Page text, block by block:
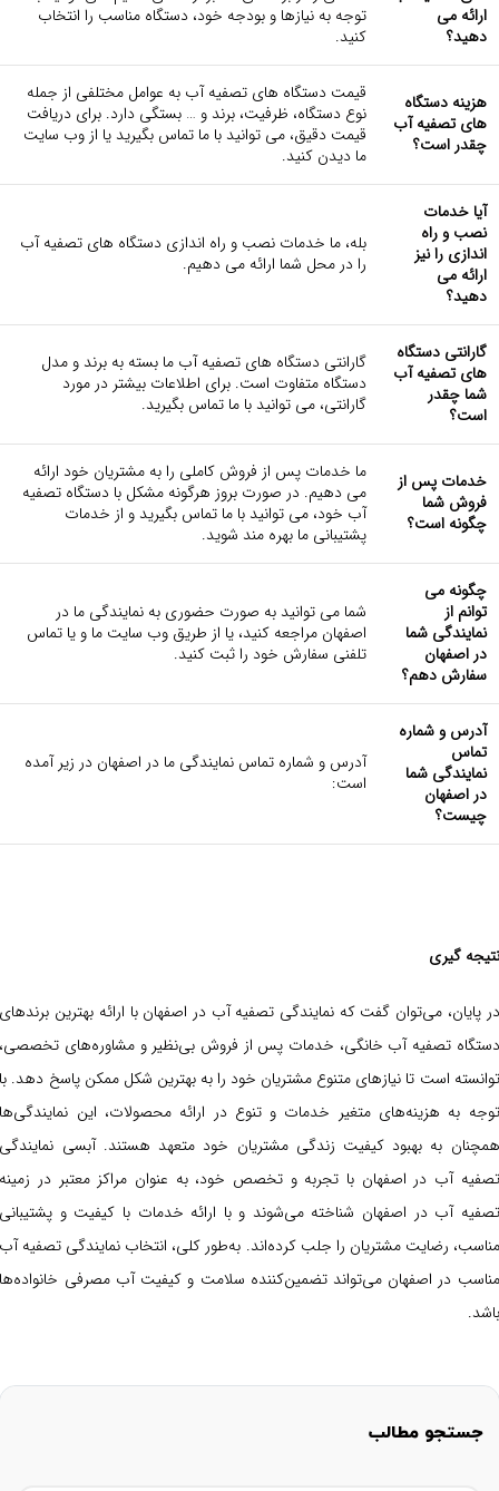
ارائه می
دهید؟
توجه به نیازها و بودجه خود، دستگاه مناسب را انتخاب
کنید.
هزینه دستگاه
های تصفیه آب
چقدر است؟
قیمت دستگاه های تصفیه آب به عوامل مختلفی از جمله
نوع دستگاه، ظرفیت، برند و … بستگی دارد. برای دریافت
قیمت دقیق، می توانید با ما تماس بگیرید یا از وب سایت
ما دیدن کنید.
آیا خدمات
نصب و راه
اندازی را نیز
ارائه می
دهید؟
بله، ما خدمات نصب و راه اندازی دستگاه های تصفیه آب
را در محل شما ارائه می دهیم.
گارانتی دستگاه
های تصفیه آب
شما چقدر
است؟
گارانتی دستگاه های تصفیه آب ما بسته به برند و مدل
دستگاه متفاوت است. برای اطلاعات بیشتر در مورد
گارانتی، می توانید با ما تماس بگیرید.
خدمات پس از
فروش شما
چگونه است؟
ما خدمات پس از فروش کاملی را به مشتریان خود ارائه
می دهیم. در صورت بروز هرگونه مشکل با دستگاه تصفیه
آب خود، می توانید با ما تماس بگیرید و از خدمات
پشتیبانی ما بهره مند شوید.
چگونه می
توانم از
نمایندگی شما
در اصفهان
سفارش دهم؟
شما می توانید به صورت حضوری به نمایندگی ما در
اصفهان مراجعه کنید، یا از طریق وب سایت ما و یا تماس
تلفنی سفارش خود را ثبت کنید.
آدرس و شماره
تماس
نمایندگی شما
در اصفهان
چیست؟
آدرس و شماره تماس نمایندگی ما در اصفهان در زیر آمده
است:
نتیجه گیری
در پایان، می‌توان گفت که نمایندگی تصفیه آب در اصفهان با ارائه بهترین برندهای
دستگاه تصفیه آب خانگی، خدمات پس از فروش بی‌نظیر و مشاوره‌های تخصصی،
توانسته است تا نیازهای متنوع مشتریان خود را به بهترین شکل ممکن پاسخ دهد. با
توجه به هزینه‌های متغیر خدمات و تنوع در ارائه محصولات، این نمایندگی‌ها
همچنان به بهبود کیفیت زندگی مشتریان خود متعهد هستند. آبسی نمایندگی
تصفیه آب در اصفهان با تجربه و تخصص خود، به عنوان مراکز معتبر در زمینه
تصفیه آب در اصفهان شناخته می‌شوند و با ارائه خدمات با کیفیت و پشتیبانی
مناسب، رضایت مشتریان را جلب کرده‌اند. به‌طور کلی، انتخاب نمایندگی تصفیه آب
مناسب در اصفهان می‌تواند تضمین‌کننده سلامت و کیفیت آب مصرفی خانواده‌ها
باشد.
جستجو مطالب